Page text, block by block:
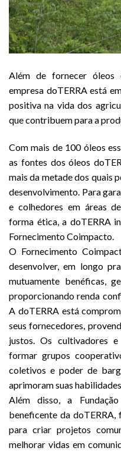
Além de fornecer óleos
empresa doTERRA está
positiva na vida dos
que contribuem para a
Com mais de 100 óleos
as fontes dos óleos
mais da metade dos quais
desenvolvimento. Para
e colhedores em áreas
forma ética, a doTERRA
Fornecimento Coimpacto.
O Fornecimento
desenvolver, em longo
mutuamente benéficas,
proporcionando renda
A doTERRA está
seus fornecedores,
justos. Os cultivadores
formar grupos
coletivos e poder de
aprimoram suas
Além disso, a
beneficente da doTERRA,
para criar projetos
melhorar vidas em